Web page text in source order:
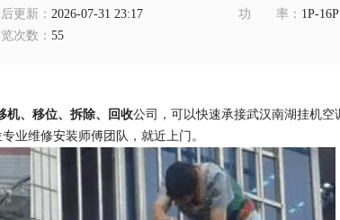
更新： 2026-07-31 23:17 功率 ： 1P-16P
次数 ： 55
机、移位、拆除、回收公司，可以快速承接武汉南湖挂机
业维修安装师傅团队，就近上门。